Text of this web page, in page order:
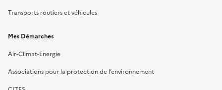
Transports routiers et véhicules
Mes Démarches
Air-Climat-Energie
Associations pour la protection de l’environnement